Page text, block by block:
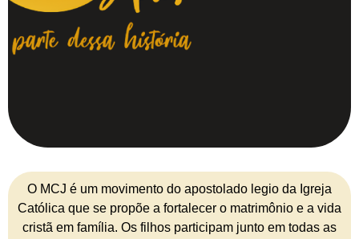
O MCJ é um movimento do apostolado legio da Igreja
Católica que se propõe a fortalecer o matrimônio e a vida
cristã em família. Os filhos participam junto em todas as